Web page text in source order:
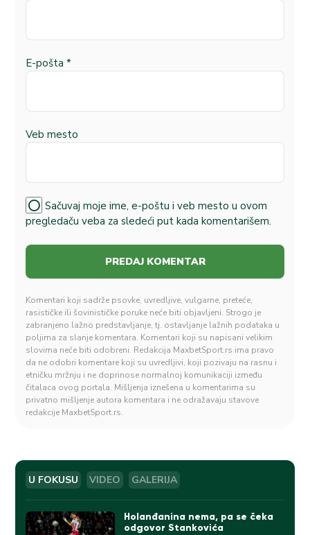
E-pošta *
Veb mesto
Sačuvaj moje ime, e-poštu i veb mesto u ovom
pregledaču veba za sledeći put kada komentarišem.
Komentari koji sadrže psovke, uvredljive, vulgarne, preteće,
rasističke ili šovinističke poruke neće biti objavljeni. Strogo je
zabranjeno lažno predstavljanje, tj. ostavljanje lažnih podataka u
poljima za slanje komentara. Komentari koji su napisani velikim
slovima neće biti odobreni. Redakcija MaxbetSport.rs ima pravo
da ne odobri komentare koji su uvredljivi, koji pozivaju na rasnu i
etničku mržnju i ne doprinose normalnoj komunikaciji između
čitalaca ovog portala. Mišljenja iznešena u komentarima su
privatno mišljenje autora komentara i ne odražavaju stavove
redakcije MaxbetSport.rs.
U FOKUSU VIDEO GALERIJA
Holanđanina nema, pa se čeka
odgovor Stankovića